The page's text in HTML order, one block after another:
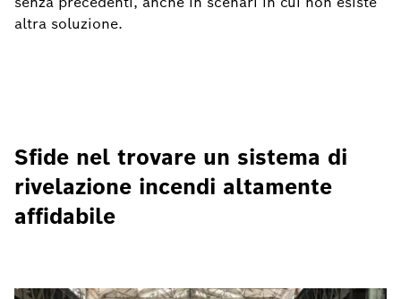
altra soluzione.
Sfide nel trovare un sistema di
rivelazione incendi altamente
affidabile